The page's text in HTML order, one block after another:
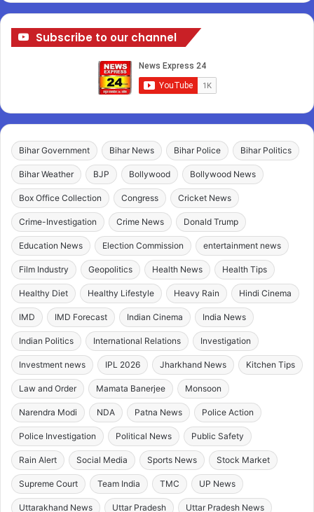
Subscribe to our channel
Bihar Government Bihar News Bihar Police Bihar Politics
Bihar Weather BJP Bollywood Bollywood News
Box Office Collection Congress Cricket News
Crime-Investigation Crime News Donald Trump
Education News Election Commission entertainment news
Film Industry Geopolitics Health News Health Tips
Healthy Diet Healthy Lifestyle Heavy Rain Hindi Cinema
IMD IMD Forecast Indian Cinema India News
Indian Politics International Relations Investigation
Investment news IPL 2026 Jharkhand News Kitchen Tips
Law and Order Mamata Banerjee Monsoon
Narendra Modi NDA Patna News Police Action
Police Investigation Political News Public Safety
Rain Alert Social Media Sports News Stock Market
Supreme Court Team India TMC UP News
Uttarakhand News Uttar Pradesh Uttar Pradesh News